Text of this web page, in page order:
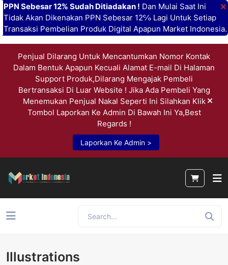
×
PPN Sebesar 12% Sudah Ditiadakan ! Dan Mulai Saat Ini
Tidak Akan Dikenakan PPN Sebesar 12℅ Lagi Untuk Setiap
Transaksi Pembelian Produk Digital Apapun Market Indonesia.
Penjual Dilarang Untuk Mencantumkan Nomor Kontak
Dalam Bentuk Apapun Kecuali Alamat E-mail Di Halaman
Support Produk,Dilarang Mengajak Pembeli
Bertransaksi Di Luar Website ! Jika Ada Pembeli Yang
Menemukan Penjual Nakal Seperti Ini Silahkan Klik
Tombol Laporkan Ke Admin Di Bawah Ini Ya,Best
Regards !
Laporkan Ke Admin >
Illustrations